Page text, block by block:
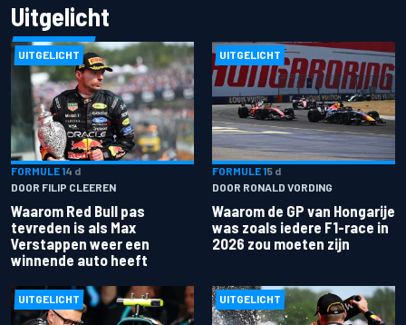
Uitgelicht
UITGELICHT
FORMULE 14 d
DOOR FILIP CLEEREN
Waarom Red Bull pas
tevreden is als Max
Verstappen weer een
winnende auto heeft
UITGELICHT
FORMULE 15 d
DOOR RONALD VORDING
Waarom de GP van Hongarije
was zoals iedere F1-race in
2026 zou moeten zijn
UITGELICHT UITGELICHT